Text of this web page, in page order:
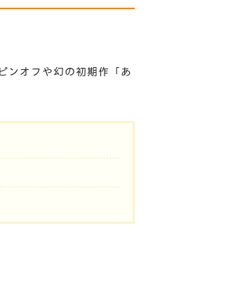
ンオフや幻の初期作「あ